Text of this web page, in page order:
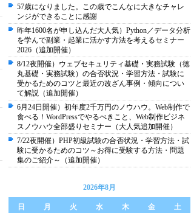
57歳になりました。この歳でこんなに大きなチャレ
ンジができることに感謝
昨年1600名が申し込んだ大人気）Python／データ分析
を学んで副業・起業に活かす方法を考えるセミナー
2026（追加開催）
8/12夜開催）ウェブセキュリティ基礎・実務試験（徳
丸基礎・実務試験）の合否状況・学習方法・試験に
受かるためのコツと最近の改ざん事例・傾向につい
て解説（追加開催）
6月24日開催）初年度2千万円のノウハウ。Web制作で
食べる！WordPressでやるべきこと、Web制作ビジネ
スノウハウ全部盛りセミナー（大人気追加開催）
7/22夜開催）PHP初級試験の合否状況・学習方法・試
験に受かるためのコツ～お得に受験する方法・問題
集のご紹介～（追加開催）
2026年8月
日 月 火 水 木 金 土